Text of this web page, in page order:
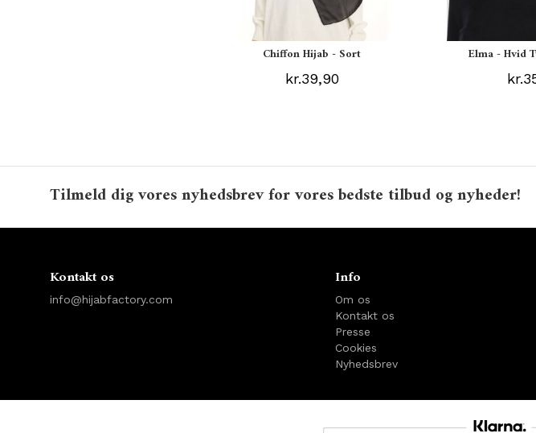
Chiffon Hijab - Sort
kr.39,90
Elma - Hvid
Tilmeld dig vores nyhedsbrev for vores bedste tilbud og nyheder!
Kontakt os
info@hijabfactory.com
Info
Om os
Kontakt os
Presse
Cookies
Nyhedsbrev